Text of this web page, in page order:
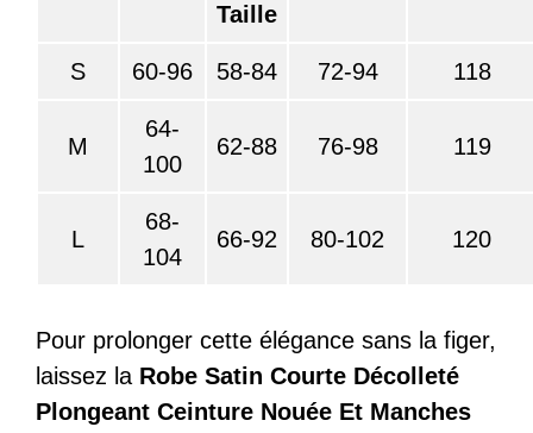
Taille
S 60-96 58-84 72-94 118
M
64-
100
62-88 76-98 119
L
68-
104
66-92 80-102 120
Pour prolonger cette élégance sans la figer,
laissez la Robe Satin Courte Décolleté
Plongeant Ceinture Nouée Et Manches